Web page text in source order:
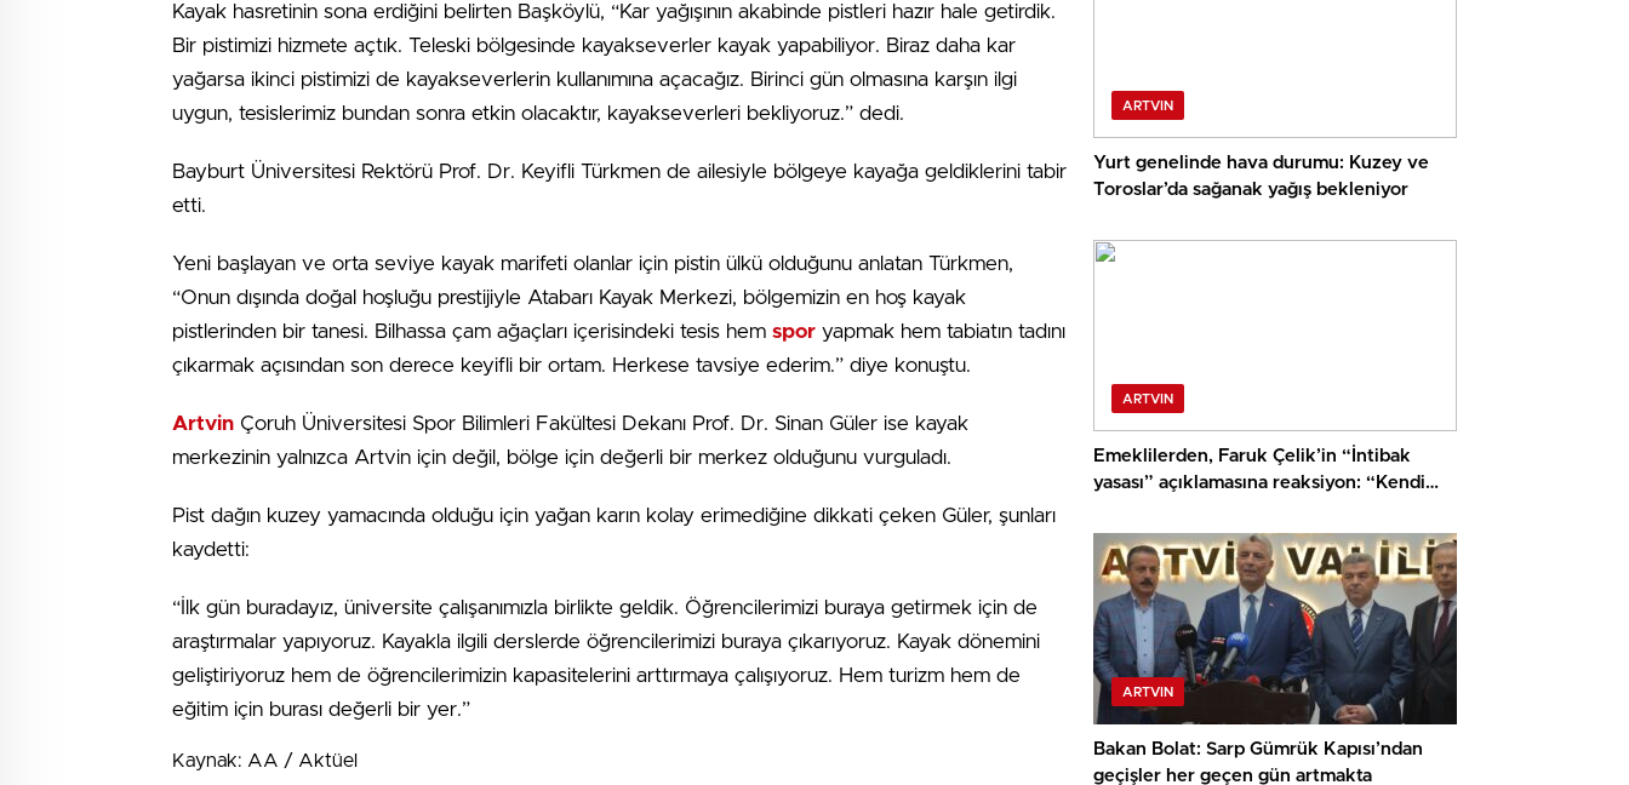
Kayak hasretinin sona erdiğini belirten Başköylü, “Kar yağışının akabinde pistleri hazır hale getirdik.
Bir pistimizi hizmete açtık. Teleski bölgesinde kayakseverler kayak yapabiliyor. Biraz daha kar
yağarsa ikinci pistimizi de kayakseverlerin kullanımına açacağız. Birinci gün olmasına karşın ilgi
uygun, tesislerimiz bundan sonra etkin olacaktır, kayakseverleri bekliyoruz.” dedi.
Bayburt Üniversitesi Rektörü Prof. Dr. Keyifli Türkmen de ailesiyle bölgeye kayağa geldiklerini tabir
etti.
Yeni başlayan ve orta seviye kayak marifeti olanlar için pistin ülkü olduğunu anlatan Türkmen,
“Onun dışında doğal hoşluğu prestijiyle Atabarı Kayak Merkezi, bölgemizin en hoş kayak
pistlerinden bir tanesi. Bilhassa çam ağaçları içerisindeki tesis hem spor yapmak hem tabiatın tadını
çıkarmak açısından son derece keyifli bir ortam. Herkese tavsiye ederim.” diye konuştu.
Artvin Çoruh Üniversitesi Spor Bilimleri Fakültesi Dekanı Prof. Dr. Sinan Güler ise kayak
merkezinin yalnızca Artvin için değil, bölge için değerli bir merkez olduğunu vurguladı.
Pist dağın kuzey yamacında olduğu için yağan karın kolay erimediğine dikkati çeken Güler, şunları
kaydetti:
“İlk gün buradayız, üniversite çalışanımızla birlikte geldik. Öğrencilerimizi buraya getirmek için de
araştırmalar yapıyoruz. Kayakla ilgili derslerde öğrencilerimizi buraya çıkarıyoruz. Kayak dönemini
geliştiriyoruz hem de öğrencilerimizin kapasitelerini arttırmaya çalışıyoruz. Hem turizm hem de
eğitim için burası değerli bir yer.”
Kaynak: AA / Aktüel
ARTVIN
Yurt genelinde hava durumu: Kuzey ve
Toroslar’da sağanak yağış bekleniyor
ARTVIN
Emeklilerden, Faruk Çelik’in “İntibak
yasası” açıklamasına reaksiyon: “Kendi
söylüyor”
ARTVIN
Bakan Bolat: Sarp Gümrük Kapısı’ndan
geçişler her geçen gün artmakta